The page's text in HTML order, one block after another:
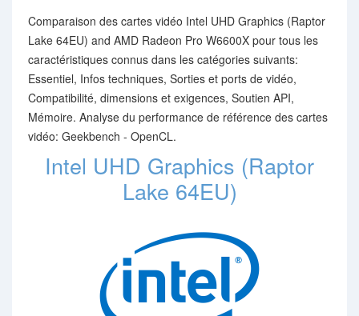
Comparaison des cartes vidéo Intel UHD Graphics (Raptor
Lake 64EU) and AMD Radeon Pro W6600X pour tous les
caractéristiques connus dans les catégories suivants:
Essentiel, Infos techniques, Sorties et ports de vidéo,
Compatibilité, dimensions et exigences, Soutien API,
Mémoire. Analyse du performance de référence des cartes
vidéo: Geekbench - OpenCL.
Intel UHD Graphics (Raptor
Lake 64EU)